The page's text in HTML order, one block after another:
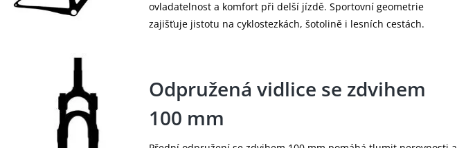
ovladatelnost a komfort při delší jízdě. Sportovní geometrie
zajišťuje jistotu na cyklostezkách, šotolině i lesních cestách.
Odpružená vidlice se zdvihem
100 mm